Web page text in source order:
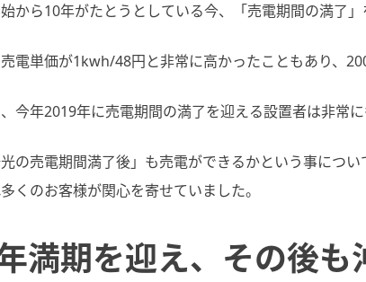
から10年がたとうとしている今、「売電期間の満了」
電単価が1kwh/48円と非常に高かったこともあり、
今年2019年に売電期間の満了を迎える設置者は非常
光の売電期間満了後」も売電ができるかという事につ
くのお客様が関心を寄せていました。
満期を迎え、その後